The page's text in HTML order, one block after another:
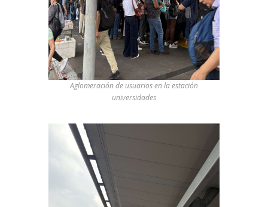
Aglomeración de usuarios en la estación
universidades